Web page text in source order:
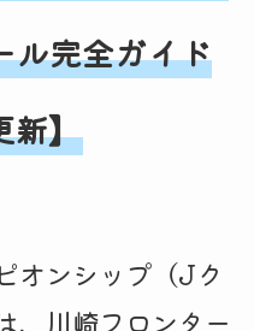
ル完全ガイド
新】
オンシップ（Jク
、川崎フロンター